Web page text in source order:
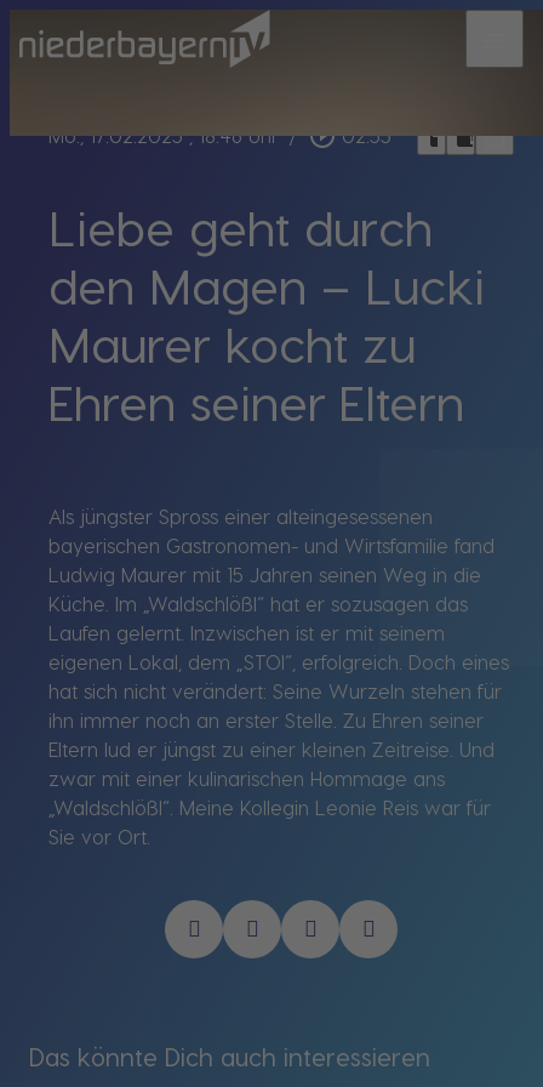
Mo., 17.02.2025, 18:46 Uhr / play_circle_outline 02:55 headphoneschrome_reader_modebookmark_border
Liebe geht durch
den Magen – Lucki
Maurer kocht zu
Ehren seiner Eltern
Als jüngster Spross einer alteingesessenen
bayerischen Gastronomen- und Wirtsfamilie fand
Ludwig Maurer mit 15 Jahren seinen Weg in die
Küche. Im „Waldschlößl“ hat er sozusagen das
Laufen gelernt. Inzwischen ist er mit seinem
eigenen Lokal, dem „STOI“, erfolgreich. Doch eines
hat sich nicht verändert: Seine Wurzeln stehen für
ihn immer noch an erster Stelle. Zu Ehren seiner
Eltern lud er jüngst zu einer kleinen Zeitreise. Und
zwar mit einer kulinarischen Hommage ans
„Waldschlößl“. Meine Kollegin Leonie Reis war für
Sie vor Ort.
Das könnte Dich auch interessieren